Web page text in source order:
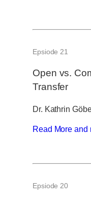
Epsiode 21
Open vs.
Transfer
Dr. Kathrin
Read More and
Epsiode 20